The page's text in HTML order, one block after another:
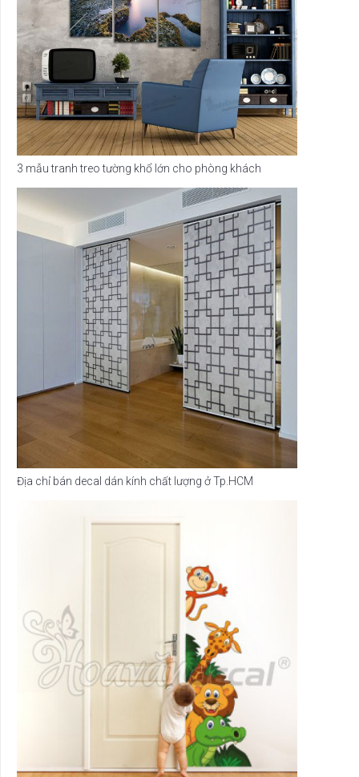
3 mẫu tranh treo tường khổ lớn cho phòng khách
Địa chỉ bán decal dán kính chất lượng ở Tp.HCM